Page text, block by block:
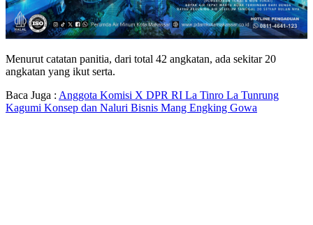
Menurut catatan panitia, dari total 42 angkatan, ada sekitar 20
angkatan yang ikut serta.
Baca Juga : Anggota Komisi X DPR RI La Tinro La Tunrung
Kagumi Konsep dan Naluri Bisnis Mang Engking Gowa